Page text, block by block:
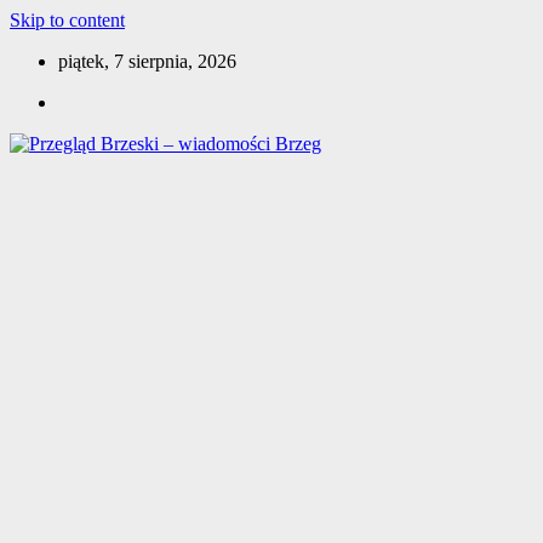
Skip to content
piątek, 7 sierpnia, 2026